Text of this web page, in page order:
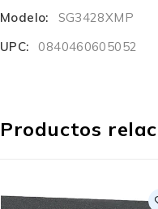
Modelo:
SG3428XMP
UPC:
0840460605052
Productos